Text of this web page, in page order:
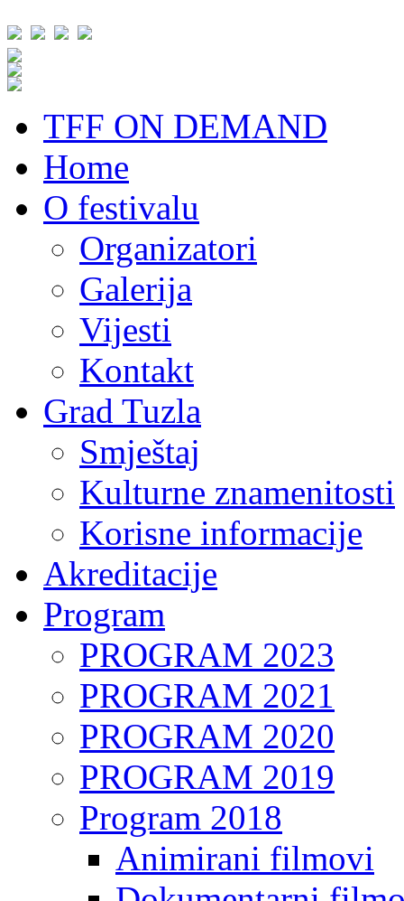
TFF ON DEMAND
Home
O festivalu
Organizatori
Galerija
Vijesti
Kontakt
Grad Tuzla
Smještaj
Kulturne znamenitosti
Korisne informacije
Akreditacije
Program
PROGRAM 2023
PROGRAM 2021
PROGRAM 2020
PROGRAM 2019
Program 2018
Animirani filmovi